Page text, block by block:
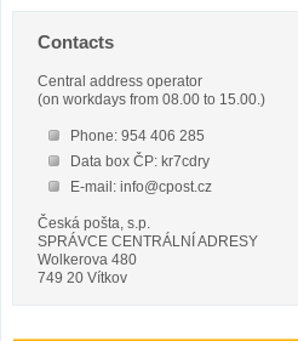
Contacts
Central address operator
(on workdays from 08.00 to 15.00.)
Phone: 954 406 285
Data box ČP: kr7cdry
E-mail: info@cpost.cz
Česká pošta, s.p.
SPRÁVCE CENTRÁLNÍ ADRESY
Wolkerova 480
749 20 Vítkov